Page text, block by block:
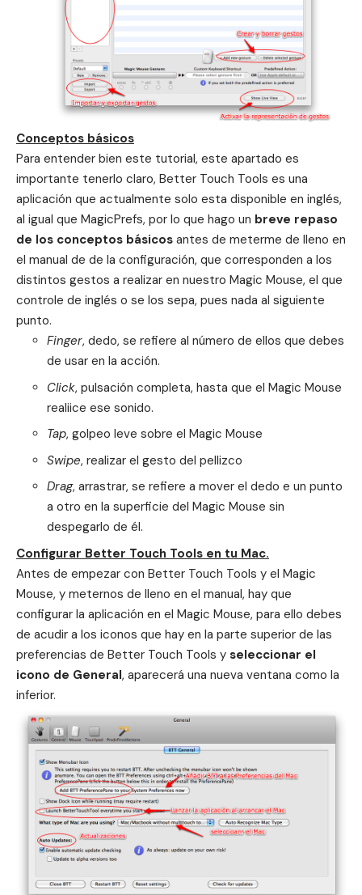
Conceptos básicos
Para entender bien este tutorial, este apartado es
importante tenerlo claro, Better Touch Tools es una
aplicación que actualmente solo esta disponible en inglés,
al igual que MagicPrefs, por lo que hago un breve repaso
de los conceptos básicos antes de meterme de lleno en
el manual de de la configuración, que corresponden a los
distintos gestos a realizar en nuestro Magic Mouse, el que
controle de inglés o se los sepa, pues nada al siguiente
punto.
Finger, dedo, se refiere al número de ellos que debes
de usar en la acción.
Click, pulsación completa, hasta que el Magic Mouse
realiice ese sonido.
Tap, golpeo leve sobre el Magic Mouse
Swipe, realizar el gesto del pellizco
Drag, arrastrar, se refiere a mover el dedo e un punto
a otro en la superficie del Magic Mouse sin
despegarlo de él.
Configurar Better Touch Tools en tu Mac.
Antes de empezar con Better Touch Tools y el Magic
Mouse, y meternos de lleno en el manual, hay que
configurar la aplicación en el Magic Mouse, para ello debes
de acudir a los iconos que hay en la parte superior de las
preferencias de Better Touch Tools y seleccionar el
icono de General, aparecerá una nueva ventana como la
inferior.